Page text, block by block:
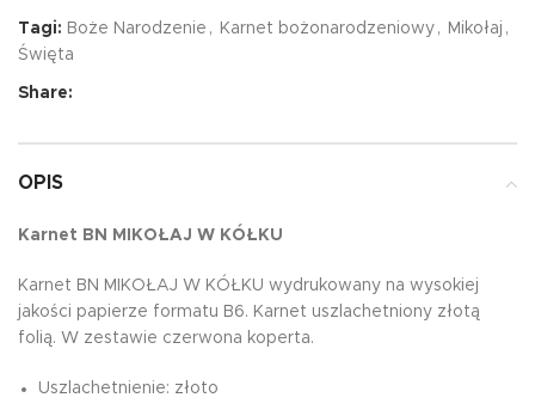
Tagi: Boże Narodzenie , Karnet bożonarodzeniowy , Mikołaj ,
Święta
Share:
OPIS
Karnet BN MIKOŁAJ W KÓŁKU
Karnet BN MIKOŁAJ W KÓŁKU wydrukowany na wysokiej
jakości papierze formatu B6. Karnet uszlachetniony złotą
folią. W zestawie czerwona koperta.
Uszlachetnienie: złoto